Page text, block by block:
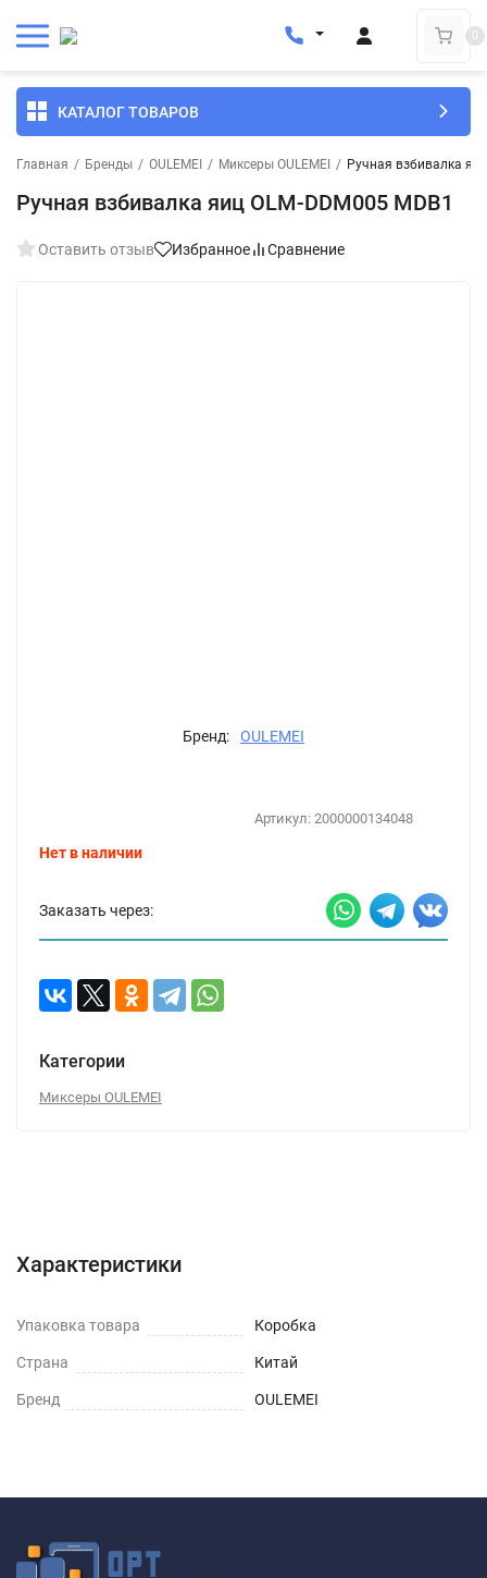
0
КАТАЛОГ ТОВАРОВ
Главная / Бренды / OULEMEI / Миксеры OULEMEI / Ручная взбивалка
Ручная взбивалка яиц OLM-DDM005 MDB1
Оставить отзыв Избранное Сравнение
Бренд: OULEMEI
Артикул: 2000000134048
Нет в наличии
Заказать через:
Категории
Миксеры OULEMEI
Характеристики
Упаковка товара Коробка
Страна Китай
Бренд OULEMEI